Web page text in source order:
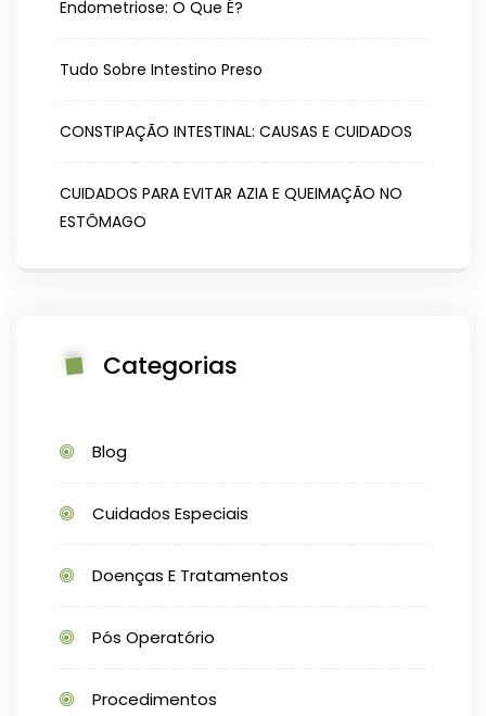
Endometriose: O Que É?
Tudo Sobre Intestino Preso
CONSTIPAÇÃO INTESTINAL: CAUSAS E CUIDADOS
CUIDADOS PARA EVITAR AZIA E QUEIMAÇÃO NO
ESTÔMAGO
Categorias
Blog
Cuidados Especiais
Doenças E Tratamentos
Pós Operatório
Procedimentos